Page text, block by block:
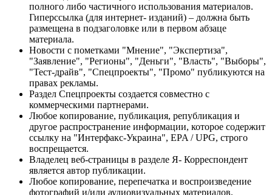
полного либо частичного использования материалов.
Гиперссылка (для интернет- изданий) – должна быть
размещена в подзаголовке или в первом абзаце
материала.
Новости с пометками "Мнение", "Экспертиза",
"Заявление", "Регионы", "Деньги", "Власть", "Выборы",
"Тест-драйв", "Спецпроекты", "Промо" публикуются на
правах рекламы.
Раздел Спецпроекты создается совместно с
коммерческими партнерами.
Любое копирование, публикация, републикация и
другое распространение информации, которое содержит
ссылку на "Интерфакс-Украина", EPA / UPG, строго
воспрещается.
Владелец веб-страницы в разделе Я- Корреспондент
является автор публикации.
Любое копирование, перепечатка и воспроизведение
фотографий и/или аудиовизуальных материалов,